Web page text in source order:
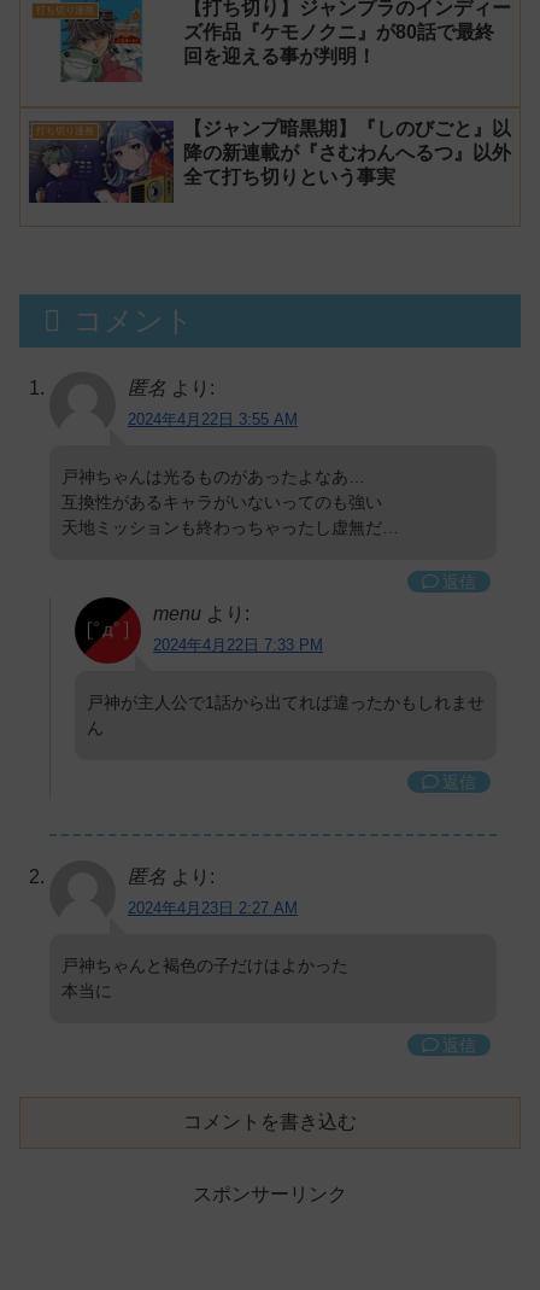
打ち切り漫画
【打ち切り】ジャンプラのインディー
ズ作品『ケモノクニ』が80話で最終
回を迎える事が判明！
打ち切り漫画
【ジャンプ暗黒期】『しのびごと』以
降の新連載が『さむわんへるつ』以外
全て打ち切りという事実
コメント
匿名 より:
2024年4月22日 3:55 AM
戸神ちゃんは光るものがあったよなあ…
互換性があるキャラがいないってのも強い
天地ミッションも終わっちゃったし虚無だ…
返信
menu より:
2024年4月22日 7:33 PM
戸神が主人公で1話から出てれば違ったかもしれませ
ん
返信
匿名 より:
2024年4月23日 2:27 AM
戸神ちゃんと褐色の子だけはよかった
本当に
返信
コメントを書き込む
スポンサーリンク